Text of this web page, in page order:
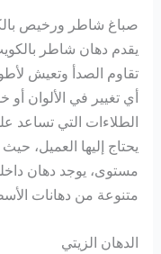
صباغ شاطر ورخيص
يقدم دهان شاطر
تقاوم الصدأ وتعيش
أي تغيير في الألوان
الطلاءات التي تساعد
يحتاج إليها العميل،
مستوى، يوجد دهان
متنوعة من دهانات
الدهان الزيتي